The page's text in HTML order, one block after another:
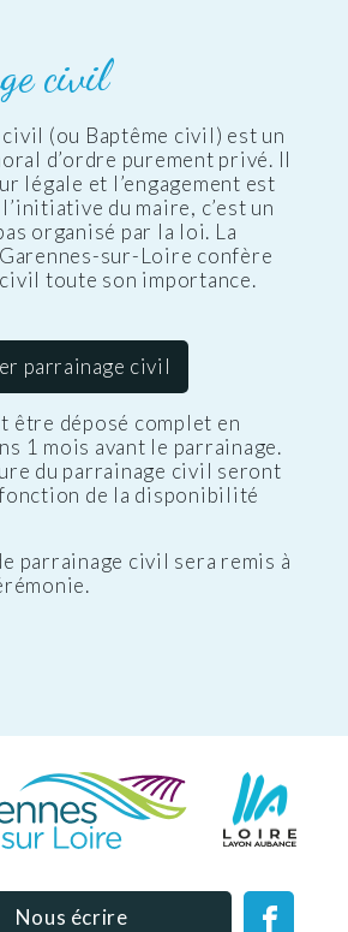
civil
(ou Baptême civil) est un
d’ordre purement privé. Il
légale et l’engagement est
du maire, c’est un
organisé par la loi. La
sur-Loire confère
toute son importance.
parrainage civil
être déposé complet en
1 mois avant le parrainage.
du parrainage civil seront
de la disponibilité
parrainage civil sera remis à
Nous écrire